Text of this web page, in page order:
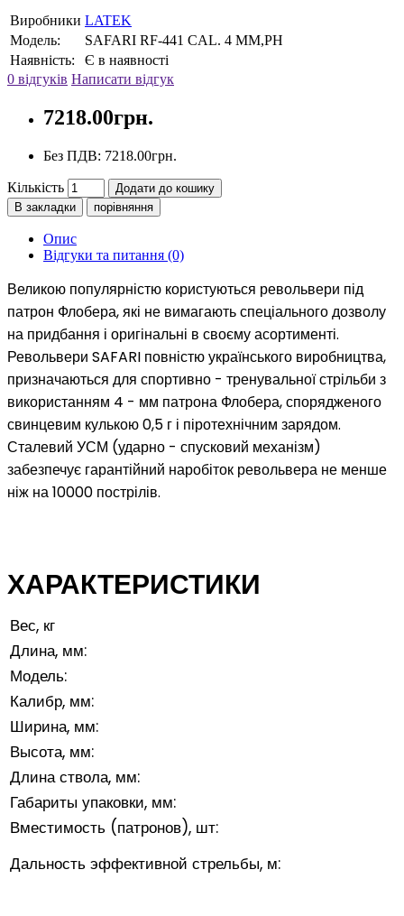
Виробники LATEK
Модель:
SAFARI RF-441 CAL. 4 ММ,PH
Наявність:
Є в наявності
0 відгуків Написати відгук
7218.00грн.
Без ПДВ: 7218.00грн.
Кількість
Додати до кошику
В закладки
порівняння
Опис
Відгуки та питання (0)
Великою популярністю користуються револьвери під
патрон Флобера, які не вимагають спеціального дозволу
на придбання і оригінальні в своєму асортименті.
Револьвери SAFARI повністю українського виробництва,
призначаються для спортивно - тренувальної стрільби з
використанням 4 - мм патрона Флобера, спорядженого
свинцевим кулькою 0,5 г і піротехнічним зарядом.
Сталевий УСМ (ударно - спусковий механізм)
забезпечує гарантійний наробіток револьвера не менше
ніж на 10000 пострілів.
ХАРАКТЕРИСТИКИ
Вес, кг
Длина, мм:
Модель:
Калибр, мм:
Ширина, мм:
Высота, мм:
Длина ствола, мм:
Габариты упаковки, мм:
Вместимость (патронов), шт:
Дальность эффективной стрельбы, м: